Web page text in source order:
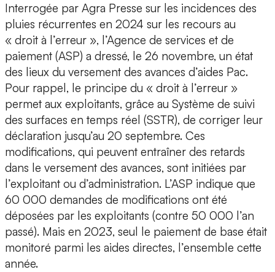
Interrogée par Agra Presse sur les incidences des
pluies récurrentes en 2024 sur les recours au
« droit à l’erreur », l’Agence de services et de
paiement (ASP) a dressé, le 26 novembre, un état
des lieux du versement des avances d’aides Pac.
Pour rappel, le principe du « droit à l’erreur »
permet aux exploitants, grâce au Système de suivi
des surfaces en temps réel (SSTR), de corriger leur
déclaration jusqu’au 20 septembre. Ces
modifications, qui peuvent entraîner des retards
dans le versement des avances, sont initiées par
l’exploitant ou d’administration. L’ASP indique que
60 000 demandes de modifications ont été
déposées par les exploitants (contre 50 000 l’an
passé). Mais en 2023, seul le paiement de base était
monitoré parmi les aides directes, l’ensemble cette
année.